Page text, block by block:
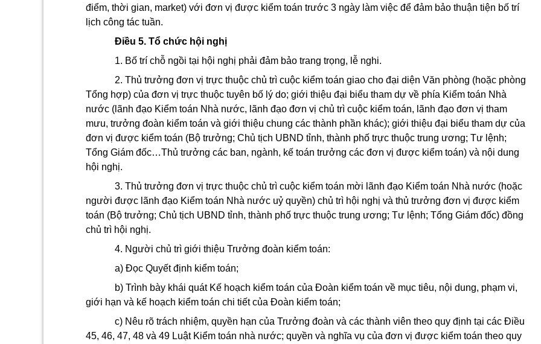
điểm, thời gian, market) với đơn vị được kiểm toán trước 3 ngày làm việc để đảm bảo thuận tiện bố trí
lịch công tác tuần.
Điều 5. Tổ chức hội nghị
1. Bố trí chỗ ngồi tại hội nghị phải đảm bảo trang trọng, lễ nghi.
2. Thủ trưởng đơn vị trực thuộc chủ trì cuộc kiểm toán giao cho đại diện Văn phòng (hoặc phòng
Tổng hợp) của đơn vị trực thuộc tuyên bố lý do; giới thiệu đại biểu tham dự về phía Kiểm toán Nhà
nước (lãnh đạo Kiểm toán Nhà nước, lãnh đạo đơn vị chủ trì cuộc kiểm toán, lãnh đạo đơn vị tham
mưu, trưởng đoàn kiểm toán và giới thiệu chung các thành phần khác); giới thiệu đại biểu tham dự của
đơn vị được kiểm toán (Bộ trưởng; Chủ tịch UBND tỉnh, thành phố trực thuộc trung ương; Tư lệnh;
Tổng Giám đốc…Thủ trưởng các ban, ngành, kế toán trưởng các đơn vị được kiểm toán) và nội dung
hội nghị.
3. Thủ trưởng đơn vị trực thuộc chủ trì cuộc kiểm toán mời lãnh đạo Kiểm toán Nhà nước (hoặc
người được lãnh đạo Kiểm toán Nhà nước uỷ quyền) chủ trì hội nghị và thủ trưởng đơn vị được kiểm
toán (Bộ trưởng; Chủ tịch UBND tỉnh, thành phố trực thuộc trung ương; Tư lệnh; Tổng Giám đốc) đồng
chủ trì hội nghị.
4. Người chủ trì giới thiệu Trưởng đoàn kiểm toán:
a) Đọc Quyết định kiểm toán;
b) Trình bày khái quát Kế hoạch kiểm toán của Đoàn kiểm toán về mục tiêu, nội dung, phạm vi,
giới hạn và kế hoạch kiểm toán chi tiết của Đoàn kiểm toán;
c) Nêu rõ trách nhiệm, quyền hạn của Trưởng đoàn và các thành viên theo quy định tại các Điều
45, 46, 47, 48 và 49 Luật Kiểm toán nhà nước; quyền và nghĩa vụ của đơn vị được kiểm toán theo quy